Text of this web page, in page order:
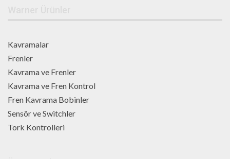
Kavramalar
Frenler
Kavrama ve Frenler
Kavrama ve Fren Kontrol
Fren Kavrama Bobinler
Sensör ve Switchler
Tork Kontrolleri